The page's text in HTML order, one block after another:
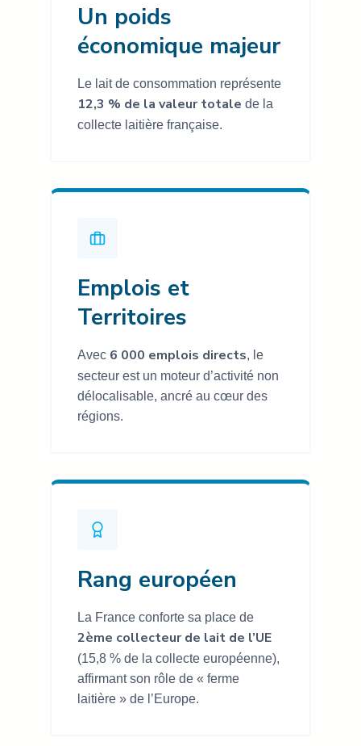
Un poids
économique majeur
Le lait de consommation représente
12,3 % de la valeur totale de la
collecte laitière française.
Emplois et
Territoires
Avec 6 000 emplois directs, le
secteur est un moteur d’activité non
délocalisable, ancré au cœur des
régions.
Rang européen
La France conforte sa place de
2ème collecteur de lait de l’UE
(15,8 % de la collecte européenne),
affirmant son rôle de « ferme
laitière » de l’Europe.